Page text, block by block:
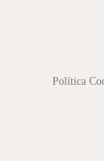
Política